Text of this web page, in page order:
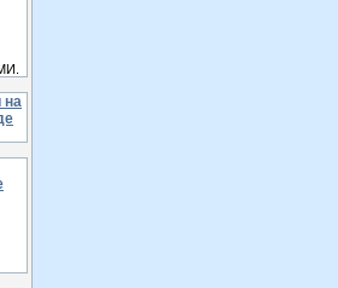
на